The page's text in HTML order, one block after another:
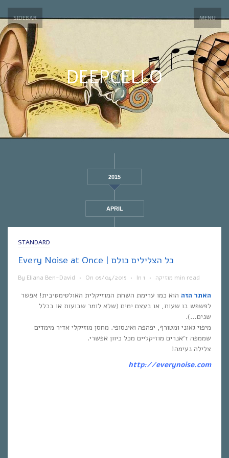
SIDEBAR MENU
DEEPCELLO
2015
APRIL
STANDARD
Every Noise at Once | כל הצלילים כולם
By Eliana Ben-David • On 05/04/2015 • In מוזיקה • 1 min read
האתר הזה הוא כמו ערימת השחת המוזיקלית האולטימטיבית! אפשר
לפשפש בו שעות, או בעצם ימים (שלא לומר שבועות או בכלל
שנים…).
מיפוי גאוני ומטורף, יפהפה ואינסופי. מחסן מוזיקלי אדיר מימדים
שממפה ז’אנרים מוזיקליים מכל כיוון אפשרי.
צלילה נעימה!
http://everynoise.com